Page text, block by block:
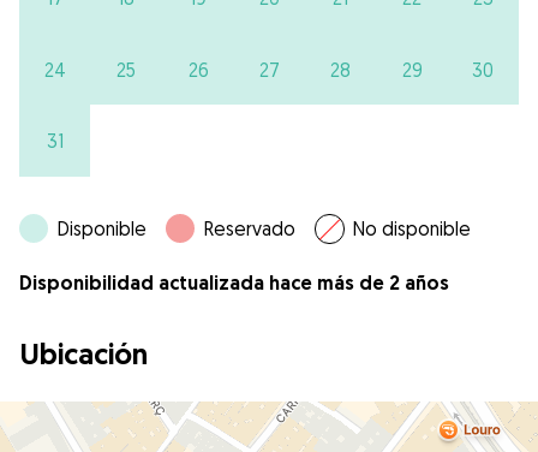
24 25 26 27 28 29 30
31
Disponible Reservado No disponible
Disponibilidad actualizada hace más de 2 años
Ubicación